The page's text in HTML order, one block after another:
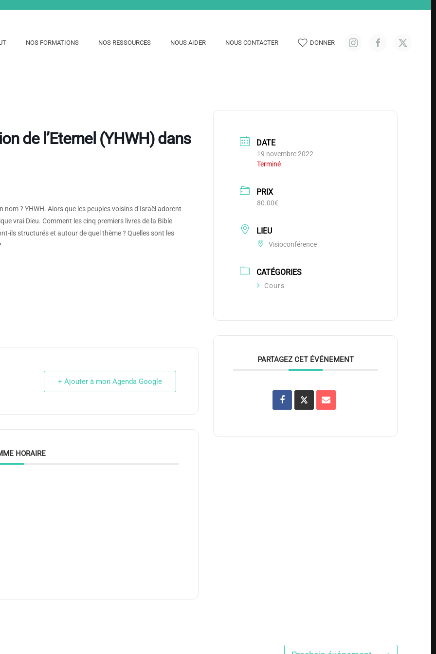
NOS FORMATIONS NOS RESSOURCES NOUS AIDER NOUS CONTACTER DONNER
de l’Eternel (YHWH) dans
nom ? YHWH. Alors que les peuples voisins d’Israël adorent
vrai Dieu. Comment les cinq premiers livres de la Bible
ils structurés et autour de quel thème ? Quelles sont les
+ Ajouter à mon Agenda Google
HORAIRE
DATE
19 novembre 2022
Terminé
PRIX
80.00€
LIEU
Visioconférence
CATÉGORIES
Cours
PARTAGEZ CET ÉVÉNEMENT